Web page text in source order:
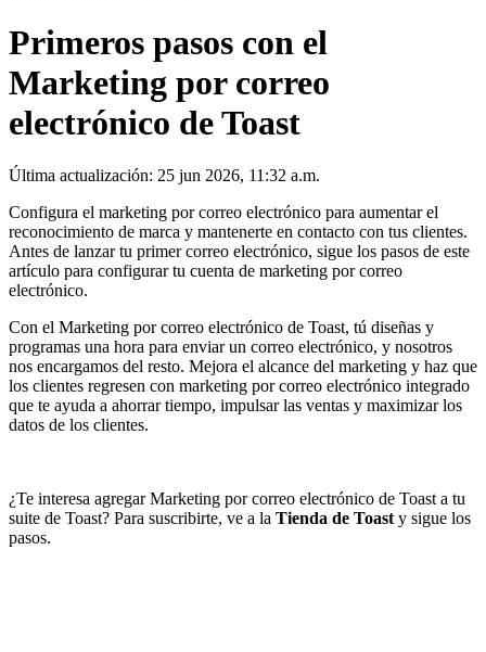
Primeros pasos con el
Marketing por correo
electrónico de Toast
Última actualización: 25 jun 2026, 11:32 a.m.
Configura el marketing por correo electrónico para aumentar el
reconocimiento de marca y mantenerte en contacto con tus clientes.
Antes de lanzar tu primer correo electrónico, sigue los pasos de este
artículo para configurar tu cuenta de marketing por correo
electrónico.
Con el Marketing por correo electrónico de Toast, tú diseñas y
programas una hora para enviar un correo electrónico, y nosotros
nos encargamos del resto. Mejora el alcance del marketing y haz que
los clientes regresen con marketing por correo electrónico integrado
que te ayuda a ahorrar tiempo, impulsar las ventas y maximizar los
datos de los clientes.
¿Te interesa agregar Marketing por correo electrónico de Toast a tu
suite de Toast? Para suscribirte, ve a la Tienda de Toasty sigue los
pasos.